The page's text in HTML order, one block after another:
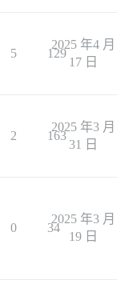
5 129
2025 年4 月
17 日
2 163
2025 年3 月
31 日
0 34
2025 年3 月
19 日